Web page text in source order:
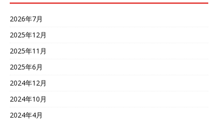
2026年7月
2025年12月
2025年11月
2025年6月
2024年12月
2024年10月
2024年4月